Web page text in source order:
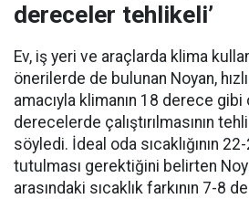
dereceler tehlikeli’
Ev, iş yeri ve araçlarda klima
önerilerde de bulunan Noyan,
amacıyla klimanın 18 derece
derecelerde çalıştırılmasının
söyledi. İdeal oda sıcaklığının
tutulması gerektiğini belirten
arasındaki sıcaklık farkının 7-8